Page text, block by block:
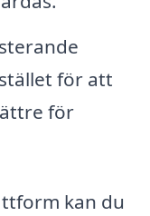
för att
för
kan du